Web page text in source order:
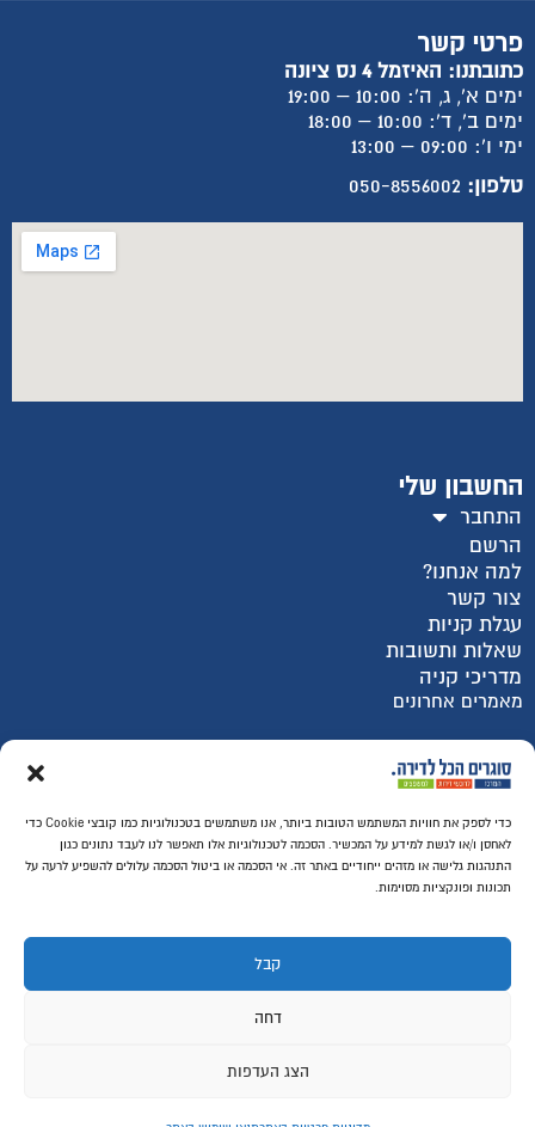
כדי לספק את חוויות המשתמש הטובות ביותר, אנו משתמשים בטכנולוגיות כמו קובצי Cookie כדי
לאחסן ו/או לגשת למידע על המכשיר. הסכמה לטכנולוגיות אלו תאפשר לנו לעבד נתונים כגון
התנהגות גלישה או מזהים ייחודיים באתר זה. אי הסכמה או ביטול הסכמה עלולים להשפיע לרעה על
תכונות ופונקציות מסוימות.
קבל
דחה
הצג העדפות
פרטי קשר
כתובתנו: האיזמל 4 נס ציונה
ימים א', ג, ה': 10:00 – 19:00
ימים ב', ד': 10:00 – 18:00
ימי ו': 09:00 – 13:00
טלפון: 050-8556002
החשבון שלי
התחבר
הרשם
למה אנחנו?
צור קשר
עגלת קניות
שאלות ותשובות
מדריכי קניה
מאמרים אחרונים
רכישה מאובטחת SSL
© ​כל הזכויות שמורות לסוגרים הכל לדירה